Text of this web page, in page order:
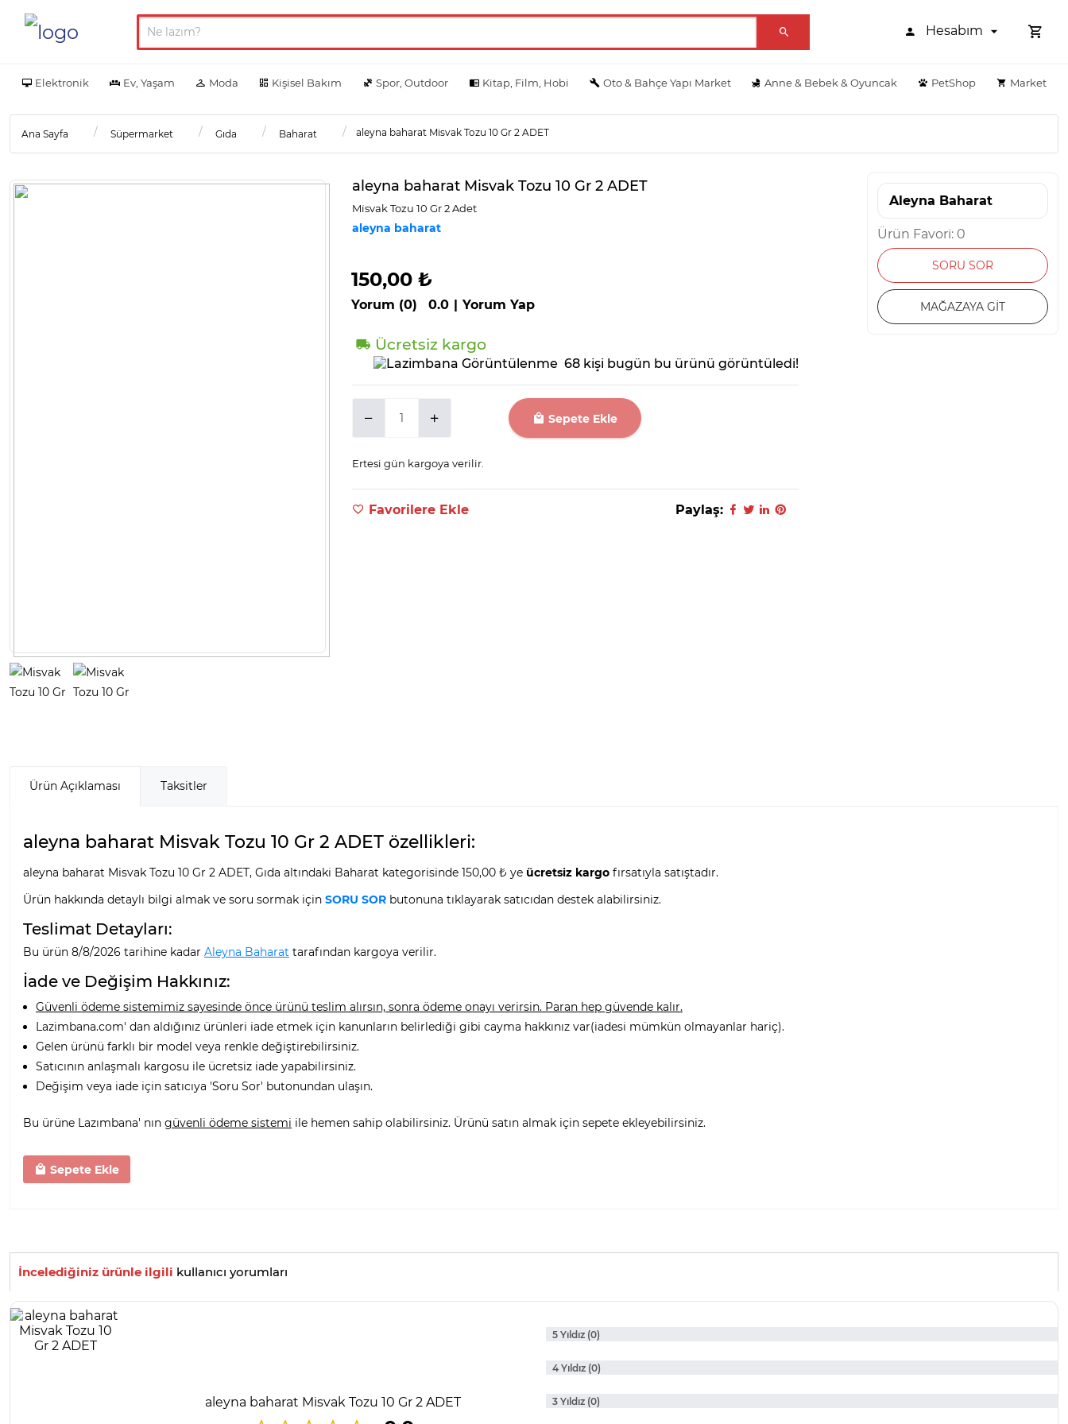
Hesabım
Elektronik Ev, Yaşam Moda Kişisel Bakım Spor, Outdoor Kitap, Film, Hobi Oto & Bahçe Yapı Market Anne & Bebek & Oyuncak PetShop Market
Ana Sayfa Süpermarket Gıda Baharat aleyna baharat Misvak Tozu 10 Gr 2 ADET
aleyna baharat Misvak Tozu 10 Gr 2 ADET
Mi̇svak Tozu 10 Gr 2 Adet
aleyna baharat
150,00 ₺
Yorum (0) 0.0 | Yorum Yap
Aleyna Baharat
Ürün Favori: 0
SORU SOR
MAĞAZAYA GİT
Ücretsiz kargo
68 kişi bugün bu ürünü görüntüledi!
Sepete Ekle
Ertesi gün kargoya verilir.
Favorilere Ekle Paylaş:
Ürün Açıklaması Taksitler
aleyna baharat Misvak Tozu 10 Gr 2 ADET özellikleri:
aleyna baharat Misvak Tozu 10 Gr 2 ADET, Gıda altındaki Baharat kategorisinde 150,00 ₺ ye ücretsiz kargo fırsatıyla satıştadır.
Ürün hakkında detaylı bilgi almak ve soru sormak için SORU SOR butonuna tıklayarak satıcıdan destek alabilirsiniz.
Teslimat Detayları:
Bu ürün 8/8/2026 tarihine kadar Aleyna Baharat tarafından kargoya verilir.
İade ve Değişim Hakkınız:
Güvenli ödeme sistemimiz sayesinde önce ürünü teslim alırsın, sonra ödeme onayı verirsin. Paran hep güvende kalır.
Lazimbana.com' dan aldığınız ürünleri iade etmek için kanunların belirlediği gibi cayma hakkınız var(iadesi mümkün olmayanlar hariç).
Gelen ürünü farklı bir model veya renkle değiştirebilirsiniz.
Satıcının anlaşmalı kargosu ile ücretsiz iade yapabilirsiniz.
Değişim veya iade için satıcıya 'Soru Sor' butonundan ulaşın.
Bu ürüne Lazımbana' nın güvenli ödeme sistemi ile hemen sahip olabilirsiniz. Ürünü satın almak için sepete ekleyebilirsiniz.
Sepete Ekle
İncelediğiniz ürünle ilgili kullanıcı yorumları
aleyna baharat Misvak Tozu 10 Gr 2 ADET
5 Yıldız (0)
4 Yıldız (0)
3 Yıldız (0)